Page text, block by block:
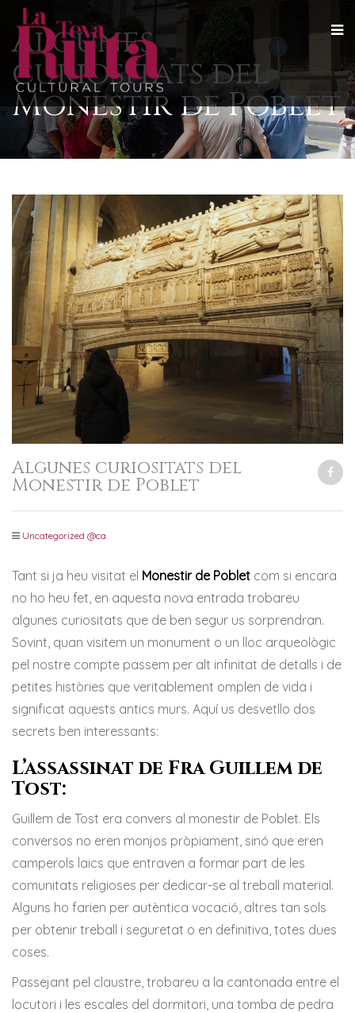
Algunes
curiositats del
Monestir de Poblet
Algunes curiositats del
Monestir de Poblet
Uncategorized @ca
Tant si ja heu visitat el Monestir de Poblet com si encara
no ho heu fet, en aquesta nova entrada trobareu
algunes curiositats que de ben segur us sorprendran.
Sovint, quan visitem un monument o un lloc arqueològic
pel nostre compte passem per alt infinitat de detalls i de
petites històries que veritablement omplen de vida i
significat aquests antics murs. Aquí us desvetllo dos
secrets ben interessants:
L’assassinat de Fra Guillem de
Tost:
Guillem de Tost era convers al monestir de Poblet. Els
conversos no eren monjos pròpiament, sinó que eren
camperols laics que entraven a formar part de les
comunitats religioses per dedicar-se al treball material.
Alguns ho farien per autèntica vocació, altres tan sols
per obtenir treball i seguretat o en definitiva, totes dues
coses.
Passejant pel claustre, trobareu a la cantonada entre el
locutori i les escales del dormitori, una tomba de pedra